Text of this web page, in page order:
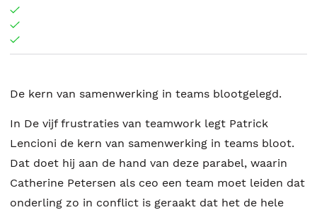
De kern van samenwerking in teams blootgelegd.
In De vijf frustraties van teamwork legt Patrick
Lencioni de kern van samenwerking in teams bloot.
Dat doet hij aan de hand van deze parabel, waarin
Catherine Petersen als ceo een team moet leiden dat
onderling zo in conflict is geraakt dat het de hele